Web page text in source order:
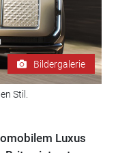
Bildergalerie
Stil.
Luxus